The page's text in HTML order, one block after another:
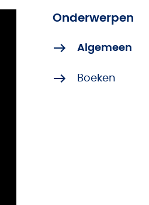
Onderwerpen
Algemeen
Boeken